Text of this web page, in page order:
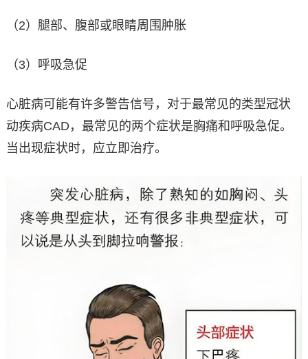
（2）腿部、腹部或眼睛周围肿胀
（3）呼吸急促
心脏病可能有许多警告信号，对于最常见的类型冠状
动疾病CAD，最常见的两个症状是胸痛和呼吸急促。
当出现症状时，应立即治疗。